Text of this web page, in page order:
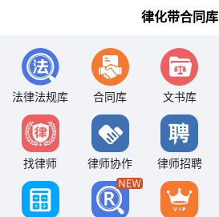
律化带合同库
法律法规库 合同库 文书库
找律师 律师协作 律师招聘